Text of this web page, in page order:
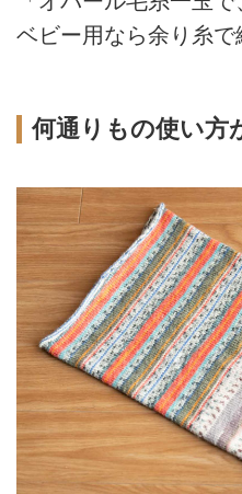
ベビー用なら余り糸で
何通りもの使い方